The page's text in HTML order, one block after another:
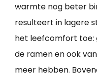
warmte nog beter
resulteert in lagere
het leefcomfort toe:
de ramen en ook
meer hebben.